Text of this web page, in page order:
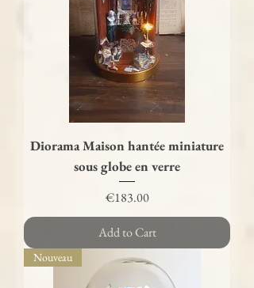
Diorama Maison hantée miniature
sous globe en verre
Price
€183.00
Add to Cart
Nouveau